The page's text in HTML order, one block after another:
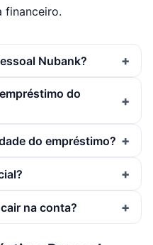
financeiro.
Nubank?
do
do empréstimo?
na conta?